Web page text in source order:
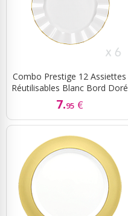
Combo Prestige 12 Assiettes
Réutilisables Blanc Bord Doré
7.95 €